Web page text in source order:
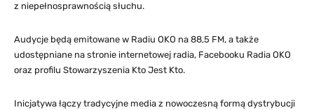
z niepełnosprawnością słuchu.
Audycje będą emitowane w Radiu OKO na 88,5 FM, a także
udostępniane na stronie internetowej radia, Facebooku Radia OKO
oraz profilu Stowarzyszenia Kto Jest Kto.
Inicjatywa łączy tradycyjne media z nowoczesną formą dystrybucji